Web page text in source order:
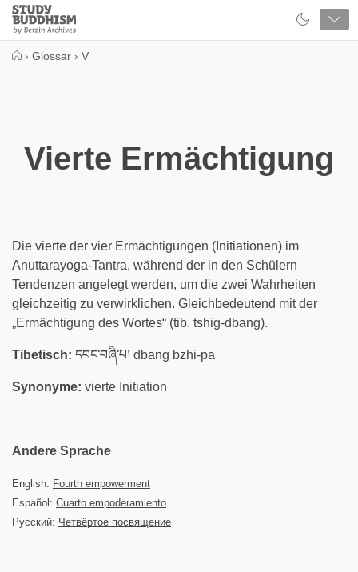
Close
Study
Buddhism
› Glossar › V
Vierte Ermächtigung
Die vierte der vier Ermächtigungen (Initiationen) im
Anuttarayoga-Tantra, während der in den Schülern
Tendenzen angelegt werden, um die zwei Wahrheiten
gleichzeitig zu verwirklichen. Gleichbedeutend mit der
„Ermächtigung des Wortes“ (tib. tshig-dbang).
Tibetisch: དབང་བཞི་པ། dbang bzhi-pa
Synonyme: vierte Initiation
Andere Sprache
English: Fourth empowerment
Español: Cuarto empoderamiento
Русский: Четвёртое посвящение